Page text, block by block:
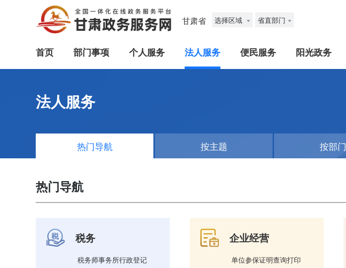
甘肃省 选择区域 省直部门
首页 部门事项 个人服务 法人服务 便民服务 阳光政务
法人服务
热门导航 按主题 按部门
热门导航
税务
税务师事务所行政登记
企业经营
单位参保证明查询打印